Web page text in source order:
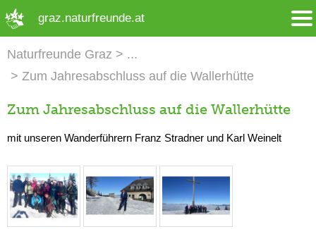
graz.naturfreunde.at
Naturfreunde Graz
Zum Jahresabschluss auf die Wallerhütte
Zum Jahresabschluss auf die Wallerhütte
mit unseren Wanderführern Franz Stradner und Karl Weinelt